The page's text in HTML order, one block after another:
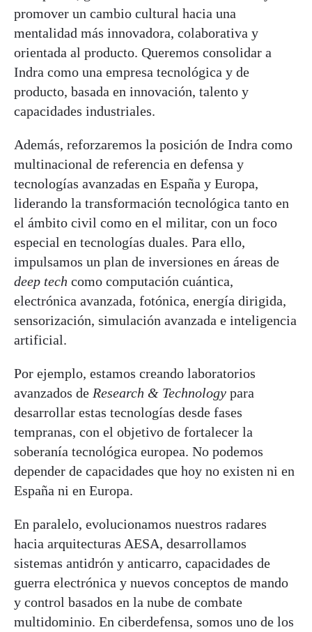
promover un cambio cultural hacia una
mentalidad más innovadora, colaborativa y
orientada al producto. Queremos consolidar a
Indra como una empresa tecnológica y de
producto, basada en innovación, talento y
capacidades industriales.
Además, reforzaremos la posición de Indra como
multinacional de referencia en defensa y
tecnologías avanzadas en España y Europa,
liderando la transformación tecnológica tanto en
el ámbito civil como en el militar, con un foco
especial en tecnologías duales. Para ello,
impulsamos un plan de inversiones en áreas de
deep tech como computación cuántica,
electrónica avanzada, fotónica, energía dirigida,
sensorización, simulación avanzada e inteligencia
artificial.
Por ejemplo, estamos creando laboratorios
avanzados de Research & Technology para
desarrollar estas tecnologías desde fases
tempranas, con el objetivo de fortalecer la
soberanía tecnológica europea. No podemos
depender de capacidades que hoy no existen ni en
España ni en Europa.
En paralelo, evolucionamos nuestros radares
hacia arquitecturas AESA, desarrollamos
sistemas antidrón y anticarro, capacidades de
guerra electrónica y nuevos conceptos de mando
y control basados en la nube de combate
multidominio. En ciberdefensa, somos uno de los